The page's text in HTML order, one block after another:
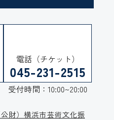
電話（チケット）
045-231-2515
受付時間：10:00~20:00
公財）横浜市芸術文化振